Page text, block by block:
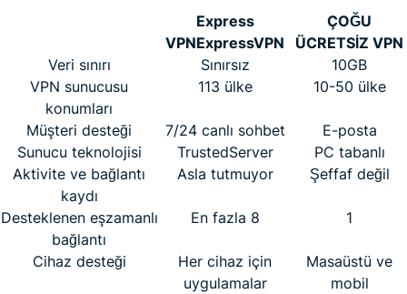
Express
VPNExpressVPN
ÇOĞU
ÜCRETSİZ VPN
Veri sınırı
Sınırsız
10GB
VPN sunucusu
konumları
113 ülke 10-50 ülke
Müşteri desteği 7/24 canlı sohbet
E-posta
Sunucu teknolojisi
TrustedServer
PC tabanlı
Aktivite ve bağlantı
kaydı
Asla tutmuyor Şeffaf değil
Desteklenen eşzamanlı
bağlantı
En fazla 8 1
Cihaz desteği
Her cihaz için
uygulamalar
Masaüstü ve
mobil